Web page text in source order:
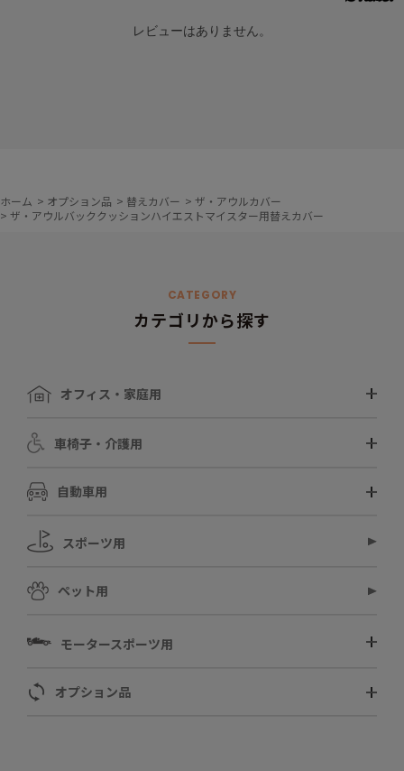
レビューはありません。
ホーム > オプション品 > 替えカバー > ザ・アウルカバー
> ザ・アウルバッククッションハイエストマイスター用替えカバー
CATEGORY
カテゴリから探す
オフィス・家庭用
車椅子・介護用
自動車用
スポーツ用
ペット用
モータースポーツ用
オプション品